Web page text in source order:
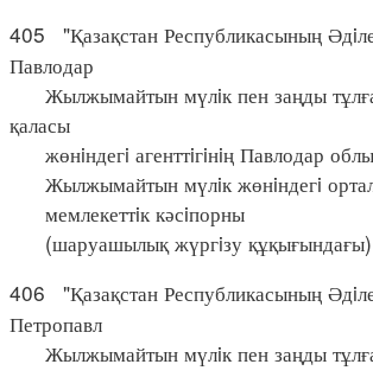
405 "Қазақстан Республикасының
Павлодар
Жылжымайтын мүлiк пен заңды
қаласы
жөнiндегi агенттiгiнiң Павлодар
Жылжымайтын мүлiк жөнiндегi
мемлекеттiк кәсiпорны
(шаруашылық жүргiзу құқығындағы)
406 "Қазақстан Республикасының
Петропавл
Жылжымайтын мүлiк пен заңды